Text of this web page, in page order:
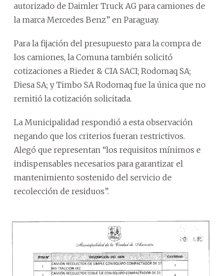
autorizado de Daimler Truck AG para camiones de
la marca Mercedes Benz” en Paraguay.
Para la fijación del presupuesto para la compra de
los camiones, la Comuna también solicitó
cotizaciones a Rieder & CIA SACI; Rodomaq SA;
Diesa SA; y Timbo SA Rodomaq fue la única que no
remitió la cotización solicitada.
La Municipalidad respondió a esta observación
negando que los criterios fueran restrictivos.
Alegó que representan “los requisitos mínimos e
indispensables necesarios para garantizar el
mantenimiento sostenido del servicio de
recolección de residuos”.